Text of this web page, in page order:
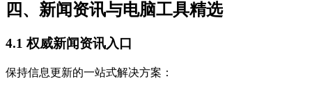
四、新闻资讯与电脑工具精选
4.1 权威新闻资讯入口
保持信息更新的一站式解决方案：